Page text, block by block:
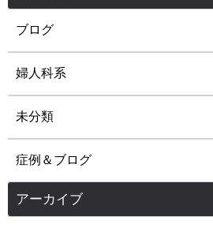
ブログ
婦人科系
未分類
症例＆ブログ
アーカイブ